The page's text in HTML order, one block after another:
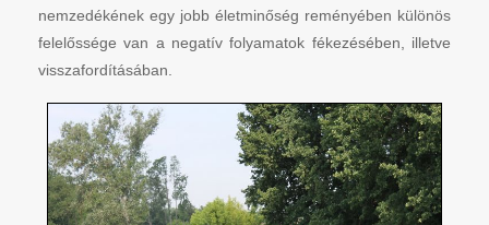
nemzedékének egy jobb életminőség reményében különös
felelőssége van a negatív folyamatok fékezésében, illetve
visszafordításában.